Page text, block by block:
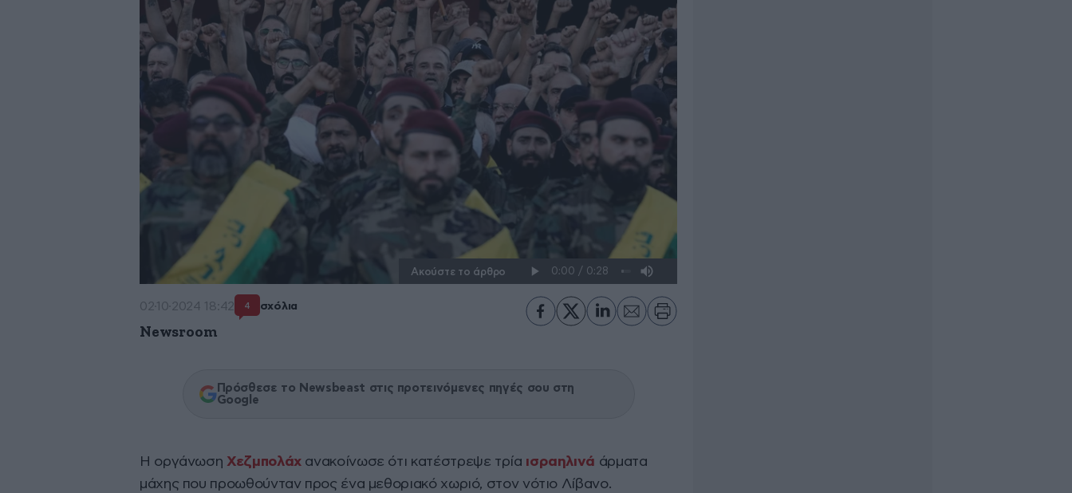
Ακούστε το άρθρο
02·10·2024 18:42 4 σχόλια
Newsroom
Πρόσθεσε το Newsbeast στις προτεινόμενες πηγές σου στη
Google
Η οργάνωση Χεζμπολάχανακοίνωσε ότι κατέστρεψε τρία ισραηλινά άρματα
μάχης που προωθούνταν προς ένα μεθοριακό χωριό, στον νότιο Λίβανο.